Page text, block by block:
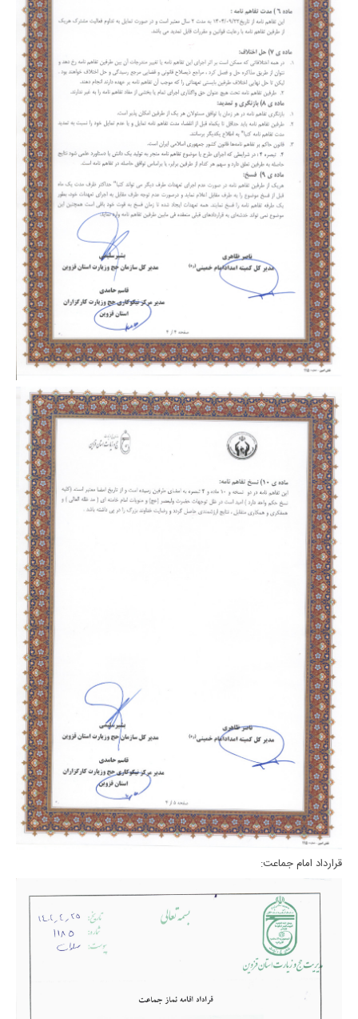
قرارداد امام جماعت: